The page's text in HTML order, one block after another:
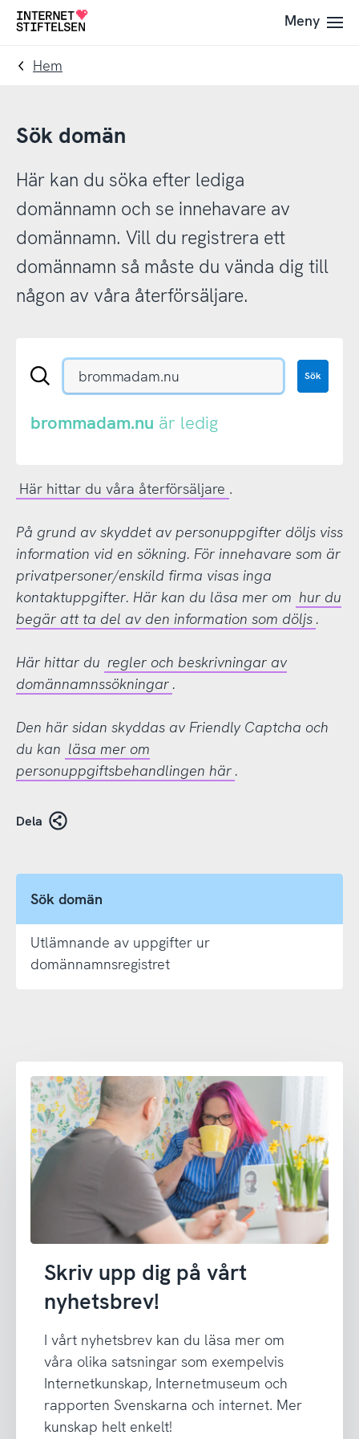
Till
navigering
Till
innehåll
Till
Meny
Hem
Sök domän
Här kan du söka efter lediga
domännamn och se innehavare av
domännamn. Vill du registrera ett
domännamn så måste du vända dig till
någon av våra återförsäljare.
Sök
eller
Sök
brommadam.nu är ledig
Här hittar du våra återförsäljare .
På grund av skyddet av personuppgifter döljs viss
information vid en sökning. För innehavare som är
privatpersoner/enskild firma visas inga
kontaktuppgifter. Här kan du läsa mer om hur du
begär att ta del av den information som döljs .
Här hittar du regler och beskrivningar av
domännamnssökningar .
Den här sidan skyddas av Friendly Captcha och
du kan läsa mer om
personuppgiftsbehandlingen här .
Dela
Sök domän
Utlämnande av uppgifter ur
domännamnsregistret
Skriv upp dig på vårt
nyhetsbrev!
I vårt nyhetsbrev kan du läsa mer om
våra olika satsningar som exempelvis
Internetkunskap, Internetmuseum och
rapporten Svenskarna och internet. Mer
kunskap helt enkelt!